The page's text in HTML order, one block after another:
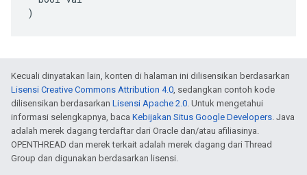
)
Kecuali dinyatakan lain, konten di halaman ini dilisensikan berdasarkan
Lisensi Creative Commons Attribution 4.0, sedangkan contoh kode
dilisensikan berdasarkan Lisensi Apache 2.0. Untuk mengetahui
informasi selengkapnya, baca Kebijakan Situs Google Developers. Java
adalah merek dagang terdaftar dari Oracle dan/atau afiliasinya.
OPENTHREAD dan merek terkait adalah merek dagang dari Thread
Group dan digunakan berdasarkan lisensi.